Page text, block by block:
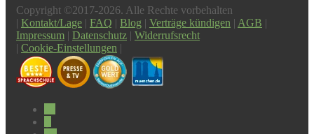
Copyright ©2017-2026. Alle Rechte vorbehalten
| Kontakt/Lage | FAQ | Blog | Verträge kündigen | AGB |
Impressum | Datenschutz | Widerrufsrecht
| Cookie-Einstellungen |